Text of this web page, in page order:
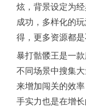
炫，背景设定为
成功，多样化的
得，更多资源都
暴打骷髅王是一
不同场景中搜集
来增加闯关的效
手实力也是在增